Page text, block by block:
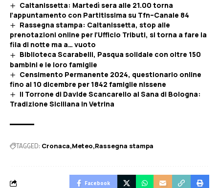
Caltanissetta: Martedì sera alle 21.00 torna
l’appuntamento con Partitissima su Tfn–Canale 84
Rassegna stampa: Caltanissetta, stop alle
prenotazioni online per l’Ufficio Tributi, si torna a fare la
fila di notte ma a… vuoto
Biblioteca Scarabelli, Pasqua solidale con oltre 150
bambini e le loro famiglie
Censimento Permanente 2024, questionario online
fino al 10 dicembre per 1842 famiglie nissene
Il Torrone di Davide Scancarello al Sana di Bologna:
Tradizione Siciliana in Vetrina
TAGGED: Cronaca Meteo Rassegna stampa
Facebook